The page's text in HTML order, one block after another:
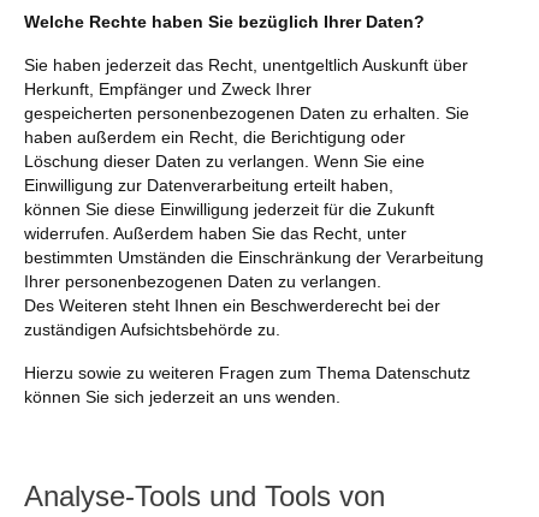
Welche Rechte haben Sie bezüglich Ihrer Daten?
Sie haben jederzeit das Recht, unentgeltlich Auskunft über
Herkunft, Empfänger und Zweck Ihrer
gespeicherten personenbezogenen Daten zu erhalten. Sie
haben außerdem ein Recht, die Berichtigung oder
Löschung dieser Daten zu verlangen. Wenn Sie eine
Einwilligung zur Datenverarbeitung erteilt haben,
können Sie diese Einwilligung jederzeit für die Zukunft
widerrufen. Außerdem haben Sie das Recht, unter
bestimmten Umständen die Einschränkung der Verarbeitung
Ihrer personenbezogenen Daten zu verlangen.
Des Weiteren steht Ihnen ein Beschwerderecht bei der
zuständigen Aufsichtsbehörde zu.
Hierzu sowie zu weiteren Fragen zum Thema Datenschutz
können Sie sich jederzeit an uns wenden.
Analyse-Tools und Tools von